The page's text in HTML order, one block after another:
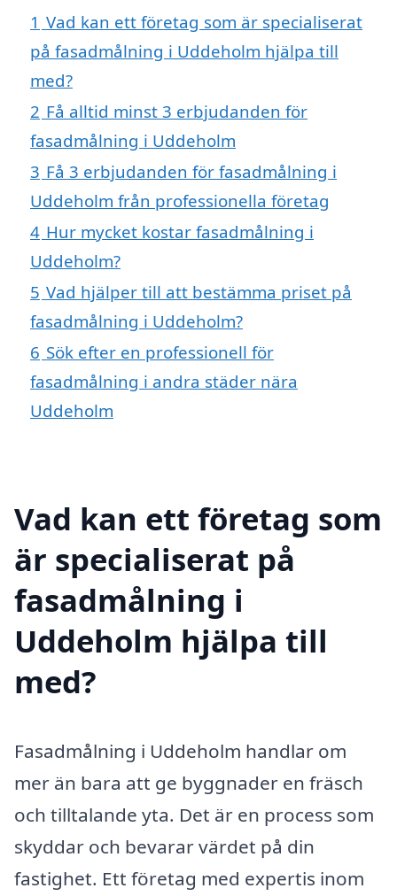
1 Vad kan ett företag som är specialiserat
på fasadmålning i Uddeholm hjälpa till
med?
2 Få alltid minst 3 erbjudanden för
fasadmålning i Uddeholm
3 Få 3 erbjudanden för fasadmålning i
Uddeholm från professionella företag
4 Hur mycket kostar fasadmålning i
Uddeholm?
5 Vad hjälper till att bestämma priset på
fasadmålning i Uddeholm?
6 Sök efter en professionell för
fasadmålning i andra städer nära
Uddeholm
Vad kan ett företag som
är specialiserat på
fasadmålning i
Uddeholm hjälpa till
med?
Fasadmålning i Uddeholm handlar om
mer än bara att ge byggnader en fräsch
och tilltalande yta. Det är en process som
skyddar och bevarar värdet på din
fastighet. Ett företag med expertis inom